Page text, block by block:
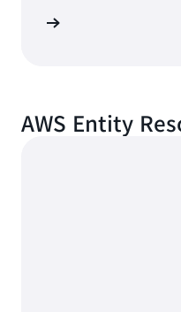
AWS Entity